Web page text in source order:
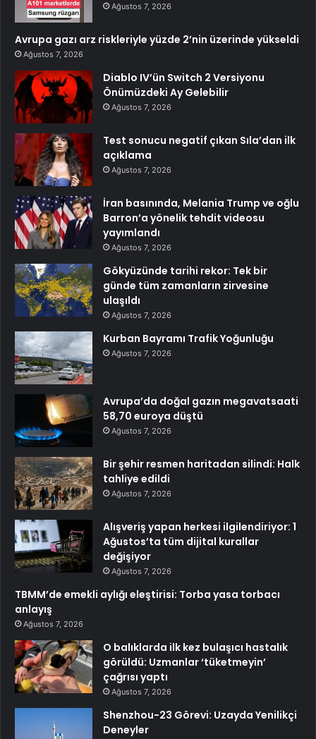
Ağustos 7, 2026
Avrupa gazı arz riskleriyle yüzde 2’nin üzerinde yükseldi
Ağustos 7, 2026
Diablo IV’ün Switch 2 Versiyonu
Önümüzdeki Ay Gelebilir
Ağustos 7, 2026
Test sonucu negatif çıkan Sıla’dan ilk
açıklama
Ağustos 7, 2026
İran basınında, Melania Trump ve oğlu
Barron’a yönelik tehdit videosu
yayımlandı
Ağustos 7, 2026
Gökyüzünde tarihi rekor: Tek bir
günde tüm zamanların zirvesine
ulaşıldı
Ağustos 7, 2026
Kurban Bayramı Trafik Yoğunluğu
Ağustos 7, 2026
Avrupa’da doğal gazın megavatsaati
58,70 euroya düştü
Ağustos 7, 2026
Bir şehir resmen haritadan silindi: Halk
tahliye edildi
Ağustos 7, 2026
Alışveriş yapan herkesi ilgilendiriyor: 1
Ağustos’ta tüm dijital kurallar
değişiyor
Ağustos 7, 2026
TBMM’de emekli aylığı eleştirisi: Torba yasa torbacı
anlayış
Ağustos 7, 2026
O balıklarda ilk kez bulaşıcı hastalık
görüldü: Uzmanlar ‘tüketmeyin’
çağrısı yaptı
Ağustos 7, 2026
Shenzhou-23 Görevi: Uzayda Yenilikçi
Deneyler